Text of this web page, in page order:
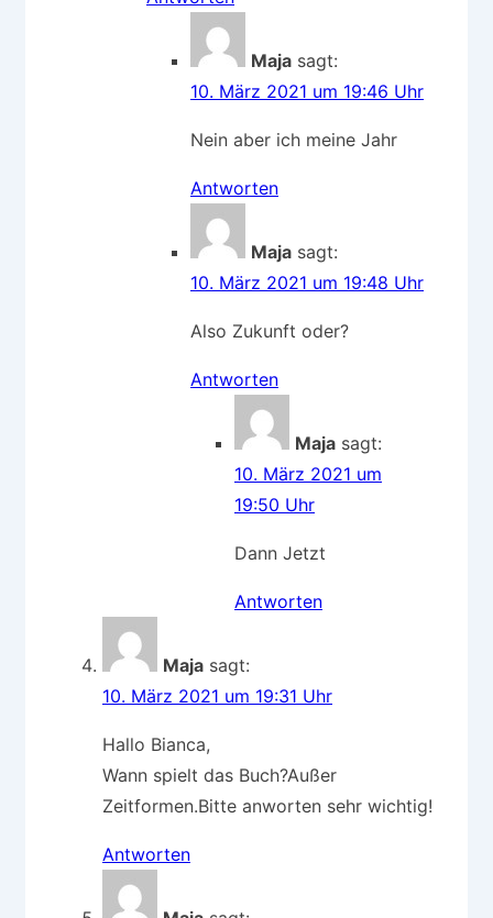
Maja sagt:
10. März 2021 um 19:46 Uhr
Nein aber ich meine Jahr
Antworten
Maja sagt:
10. März 2021 um 19:48 Uhr
Also Zukunft oder?
Antworten
Maja sagt:
10. März 2021 um
19:50 Uhr
Dann Jetzt
Antworten
Maja sagt:
10. März 2021 um 19:31 Uhr
Hallo Bianca,
Wann spielt das Buch?Außer
Zeitformen.Bitte anworten sehr wichtig!
Antworten